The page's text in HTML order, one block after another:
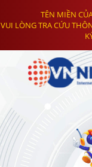
TÊN MIỀN
VUI LÒNG TRA CỨU